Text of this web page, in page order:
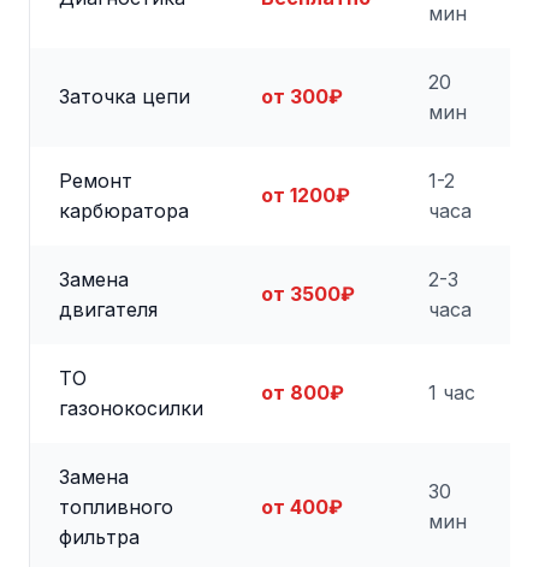
мин
Заточка цепи от 300₽
20
мин
Ремонт
карбюратора
от 1200₽
1-2
часа
Замена
двигателя
от 3500₽
2-3
часа
ТО
газонокосилки
от 800₽ 1 час
Замена
топливного
фильтра
от 400₽
30
мин